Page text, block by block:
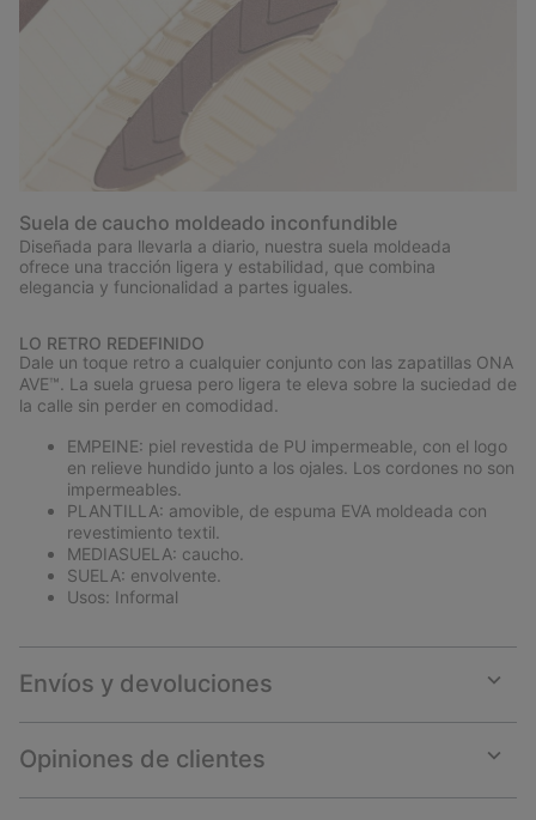
Suela de caucho moldeado inconfundible
Diseñada para llevarla a diario, nuestra suela moldeada
ofrece una tracción ligera y estabilidad, que combina
elegancia y funcionalidad a partes iguales.
LO RETRO REDEFINIDO
Dale un toque retro a cualquier conjunto con las zapatillas ONA
AVE™. La suela gruesa pero ligera te eleva sobre la suciedad de
la calle sin perder en comodidad.
EMPEINE: piel revestida de PU impermeable, con el logo
en relieve hundido junto a los ojales. Los cordones no son
impermeables.
PLANTILLA: amovible, de espuma EVA moldeada con
revestimiento textil.
MEDIASUELA: caucho.
SUELA: envolvente.
Usos: Informal
Envíos y devoluciones
or
Opiniones de clientes
or